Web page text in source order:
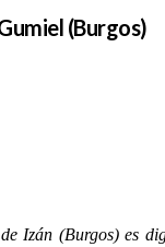
(Burgos)
(Burgos) es